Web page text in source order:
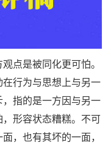
是被同化更可怕。
行为与思想上与另一
指的是一方因与另一
形容状态糟糕。不可
，也有其坏的一面，